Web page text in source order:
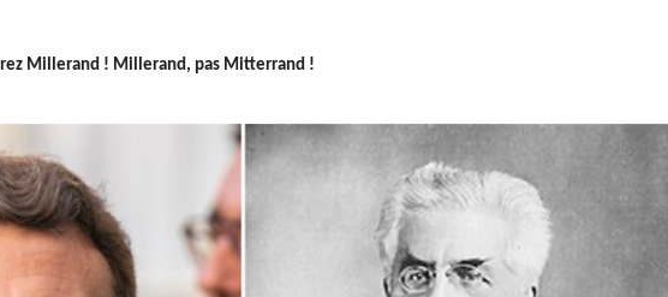
Millerand ! Millerand, pas Mitterrand !